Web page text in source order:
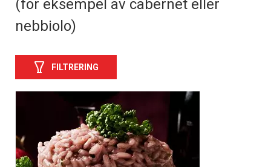
(for eksempel av cabernet eller
nebbiolo)
FILTRERING